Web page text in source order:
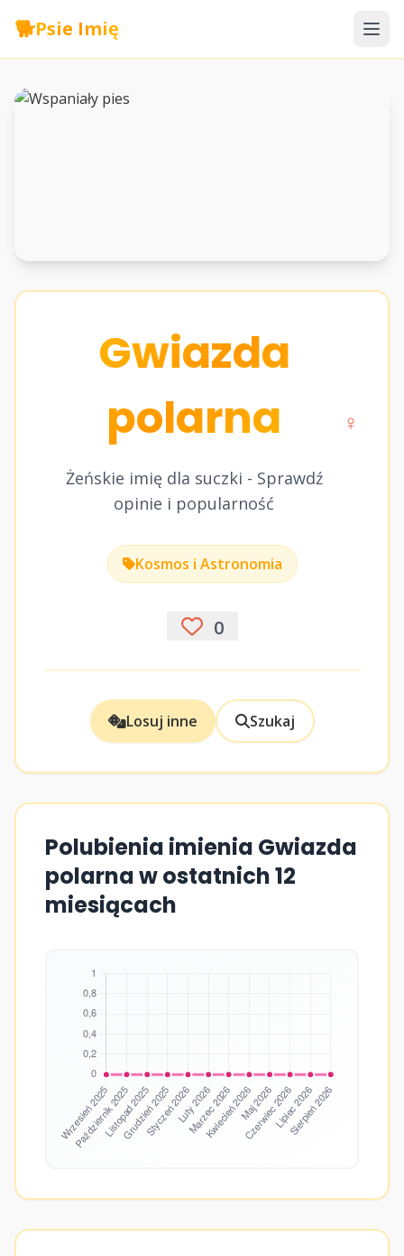
🐕Psie Imię
Gwiazda
polarna
Żeńskie imię dla suczki - Sprawdź
opinie i popularność
♀
Kosmos i Astronomia
0
Losuj inne Szukaj
Polubienia imienia Gwiazda
polarna w ostatnich 12
miesiącach